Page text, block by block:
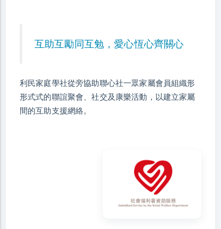
互助互勵同互勉，愛心恆心齊關心
利民家庭學社從旁協助聯心社一眾家屬會員組織形
形式式的聯誼聚會、社交及康樂活動，以建立家屬
間的互助支援網絡。